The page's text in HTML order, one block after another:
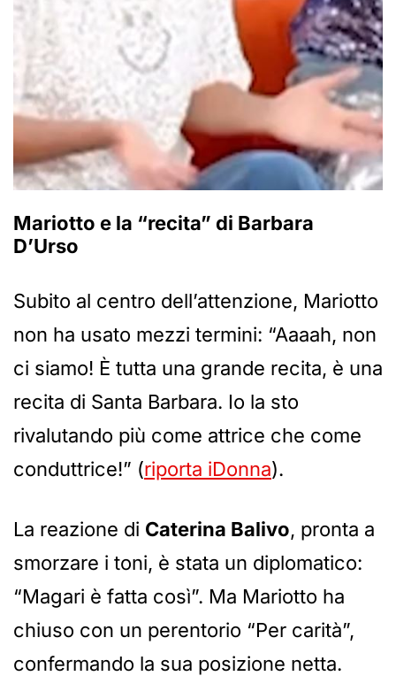
Mariotto e la “recita” di Barbara
D’Urso
Subito al centro dell’attenzione, Mariotto
non ha usato mezzi termini: “Aaaah, non
ci siamo! È tutta una grande recita, è una
recita di Santa Barbara. Io la sto
rivalutando più come attrice che come
conduttrice!” (riporta iDonna).
La reazione di Caterina Balivo, pronta a
smorzare i toni, è stata un diplomatico:
“Magari è fatta così”. Ma Mariotto ha
chiuso con un perentorio “Per carità”,
confermando la sua posizione netta.